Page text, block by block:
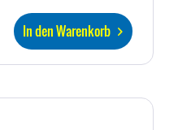
In den Warenkorb